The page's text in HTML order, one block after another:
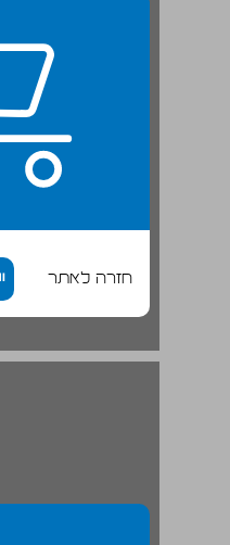
חזרה לאתר
נושאים אפיים ... 28